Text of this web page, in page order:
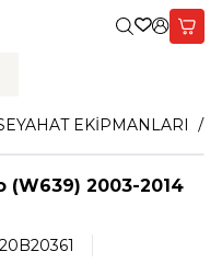
Giriş Yap,
EKİPMANLARI
2003-2014